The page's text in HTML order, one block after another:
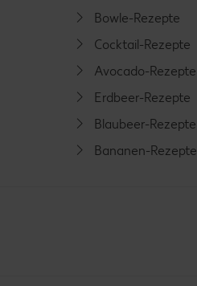
Bowle-Rezepte
Cocktail-Rezepte
Avocado-Rezepte
Erdbeer-Rezepte
Blaubeer-Rezepte
Bananen-Rezepte